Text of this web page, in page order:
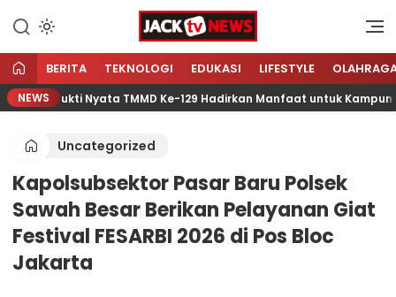
konten
Jacktvnews.com
Sumber Referensi Terpercaya
BERITA TEKNOLOGI EDUKASI LIFESTYLE
NEWS
Bukti Nyata TMMD Ke-129 Hadirkan Manfaat untuk Kampung
Uncategorized
Kapolsubsektor Pasar Baru Polsek
Sawah Besar Berikan Pelayanan Giat
Festival FESARBI 2026 di Pos Bloc
Jakarta